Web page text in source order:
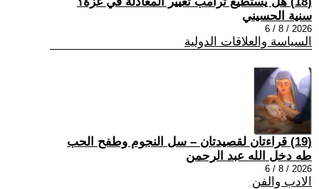
سنية الحسيني
2026 / 8 / 6
السياسة والعلاقات الدولية
(19) قراءتان لقصيدتان – سل النجوم وطفح الحب
طه دخل الله عبد الرحمن
2026 / 8 / 6
الادب والفن